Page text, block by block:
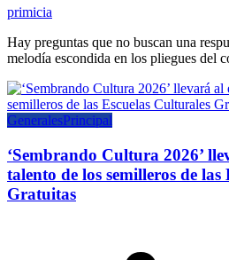
primicia
Hay preguntas que no buscan una
melodía escondida en los pliegues del
GeneralesPrincipal
‘Sembrando Cultura 2026’
talento de los semilleros de las
Gratuitas